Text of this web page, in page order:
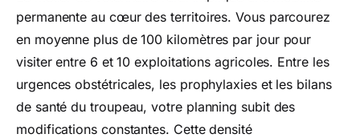
permanente au cœur des territoires. Vous parcourez
en moyenne plus de 100 kilomètres par jour pour
visiter entre 6 et 10 exploitations agricoles. Entre les
urgences obstétricales, les prophylaxies et les bilans
de santé du troupeau, votre planning subit des
modifications constantes. Cette densité